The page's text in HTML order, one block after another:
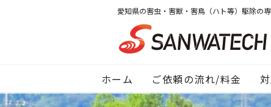
愛知県の害虫・害獣・害鳥（ハト等）駆除の
ホーム ご依頼の流れ/料金